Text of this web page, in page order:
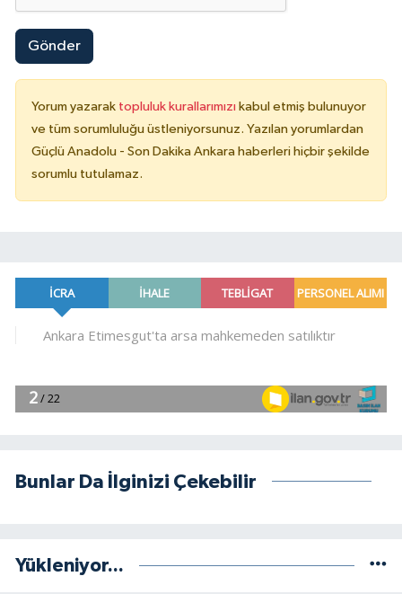
Gönder
Yorum yazarak topluluk kurallarımızı kabul etmiş bulunuyor
ve tüm sorumluluğu üstleniyorsunuz. Yazılan yorumlardan
Güçlü Anadolu - Son Dakika Ankara haberleri hiçbir şekilde
sorumlu tutulamaz.
Bunlar Da İlginizi Çekebilir
Yükleniyor...